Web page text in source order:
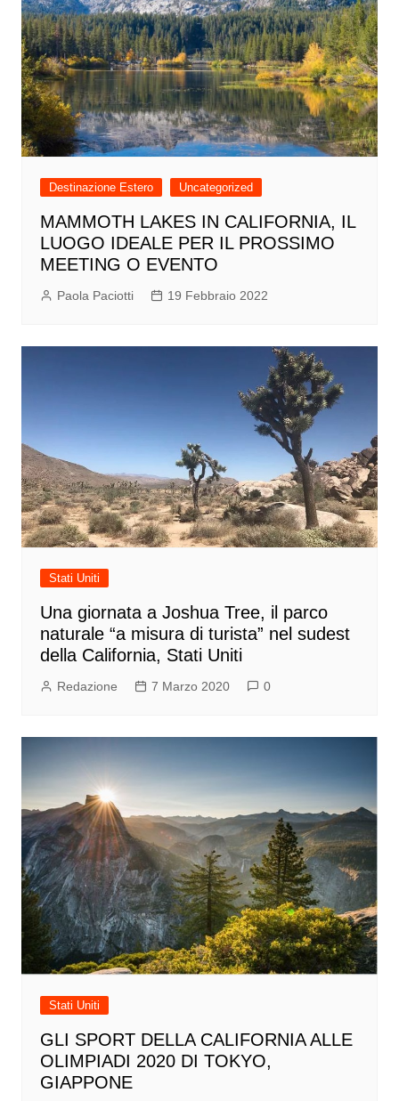
Destinazione Estero Uncategorized
MAMMOTH LAKES IN CALIFORNIA, IL
LUOGO IDEALE PER IL PROSSIMO
MEETING O EVENTO
Paola Paciotti 19 Febbraio 2022
Stati Uniti
Una giornata a Joshua Tree, il parco
naturale “a misura di turista” nel sudest
della California, Stati Uniti
Redazione 7 Marzo 2020 0
Stati Uniti
GLI SPORT DELLA CALIFORNIA ALLE
OLIMPIADI 2020 DI TOKYO,
GIAPPONE